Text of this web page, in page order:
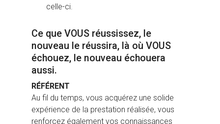
celle-ci.
Ce que VOUS réussissez, le
nouveau le réussira, là où VOUS
échouez, le nouveau échouera
aussi.
RÉFÉRENT
Au fil du temps, vous acquérez une solide
expérience de la prestation réalisée, vous
renforcez également vos connaissances